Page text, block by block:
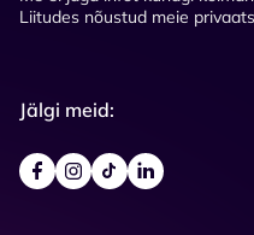
Liitudes nõustud meie
Jälgi meid: